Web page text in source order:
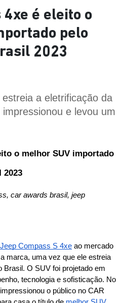
4xe é eleito o
pelo
2023
a eletrificação da
e levou um
o melhor SUV importado
2023
car awards brasil, jeep
Jeep Compass S 4xe ao mercado
marca, uma vez que ele estreia
Brasil. O SUV foi projetado em
tecnologia e sofisticação. No
o público no CAR